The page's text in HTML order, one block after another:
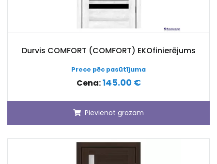
Durvis COMFORT (COMFORT) EKOfinierējums
Prece pēc pasūtījuma
Cena:145.00 €
Pievienot grozam